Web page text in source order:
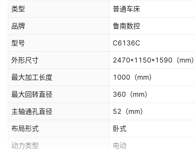
类型 普通车床
品牌 鲁南数控
型号 C6136C
外形尺寸 2470*1150*1590 （mm）
最大加工长度 1000 （mm）
最大回转直径 360 （mm）
主轴通孔直径 52 （mm）
布局形式 卧式
动力类型 电动